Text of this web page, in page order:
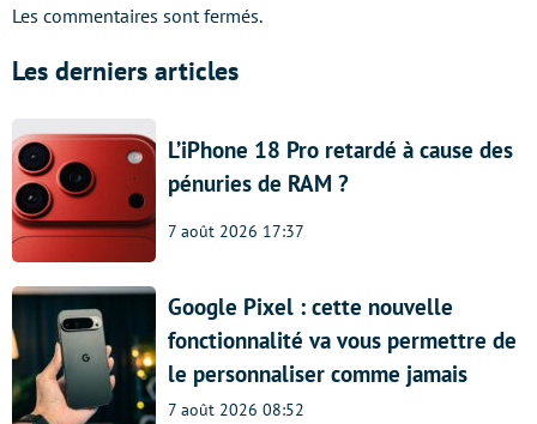
Les commentaires sont fermés.
Les derniers articles
L’iPhone 18 Pro retardé à cause des
pénuries de RAM ?
7 août 2026 17:37
Google Pixel : cette nouvelle
fonctionnalité va vous permettre de
le personnaliser comme jamais
7 août 2026 08:52